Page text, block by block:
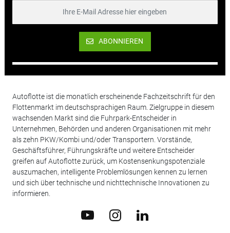
ABONNIEREN
Autoflotte ist die monatlich erscheinende Fachzeitschrift für den
Flottenmarkt im deutschsprachigen Raum. Zielgruppe in diesem
wachsenden Markt sind die Fuhrpark-Entscheider in
Unternehmen, Behörden und anderen Organisationen mit mehr
als zehn PKW/Kombi und/oder Transportern. Vorstände,
Geschäftsführer, Führungskräfte und weitere Entscheider
greifen auf Autoflotte zurück, um Kostensenkungspotenziale
auszumachen, intelligente Problemlösungen kennen zu lernen
und sich über technische und nichttechnische Innovationen zu
informieren.